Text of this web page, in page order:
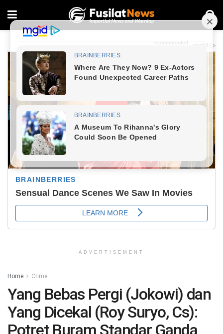
ADVERTISEMENT
Home Crime
Yang Bebas Pergi (Jokowi) dan
Yang Dicekal (Roy Suryo, Cs):
Potret Buram Standar Ganda